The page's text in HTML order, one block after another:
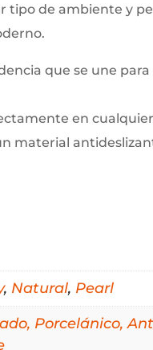
tipo de ambiente y
que se une
en
material
, Natural, Pearl
Porcelánico,